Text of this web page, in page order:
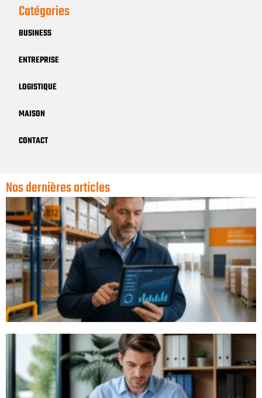
Catégories
BUSINESS
ENTREPRISE
LOGISTIQUE
MAISON
CONTACT
Nos dernières articles